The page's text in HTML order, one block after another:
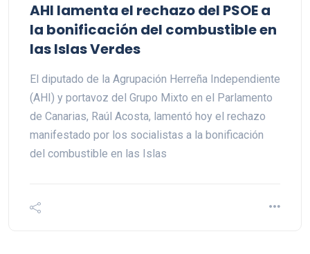
AHI lamenta el rechazo del PSOE a
la bonificación del combustible en
las Islas Verdes
El diputado de la Agrupación Herreña Independiente
(AHI) y portavoz del Grupo Mixto en el Parlamento
de Canarias, Raúl Acosta, lamentó hoy el rechazo
manifestado por los socialistas a la bonificación
del combustible en las Islas